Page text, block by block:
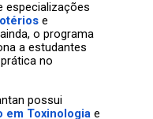
especializações
e
o programa
a estudantes
no
possui
em Toxinologia e